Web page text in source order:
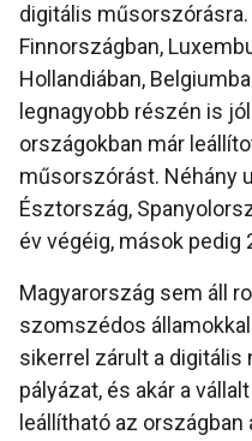
digitális
Finnországban,
Hollandiában,
legnagyobb részén is
országokban már
műsorszórást. Néhány
Észtország,
év végéig, mások pedig
Magyarország sem áll
szomszédos
sikerrel zárult a
pályázat, és akár a
leállítható az